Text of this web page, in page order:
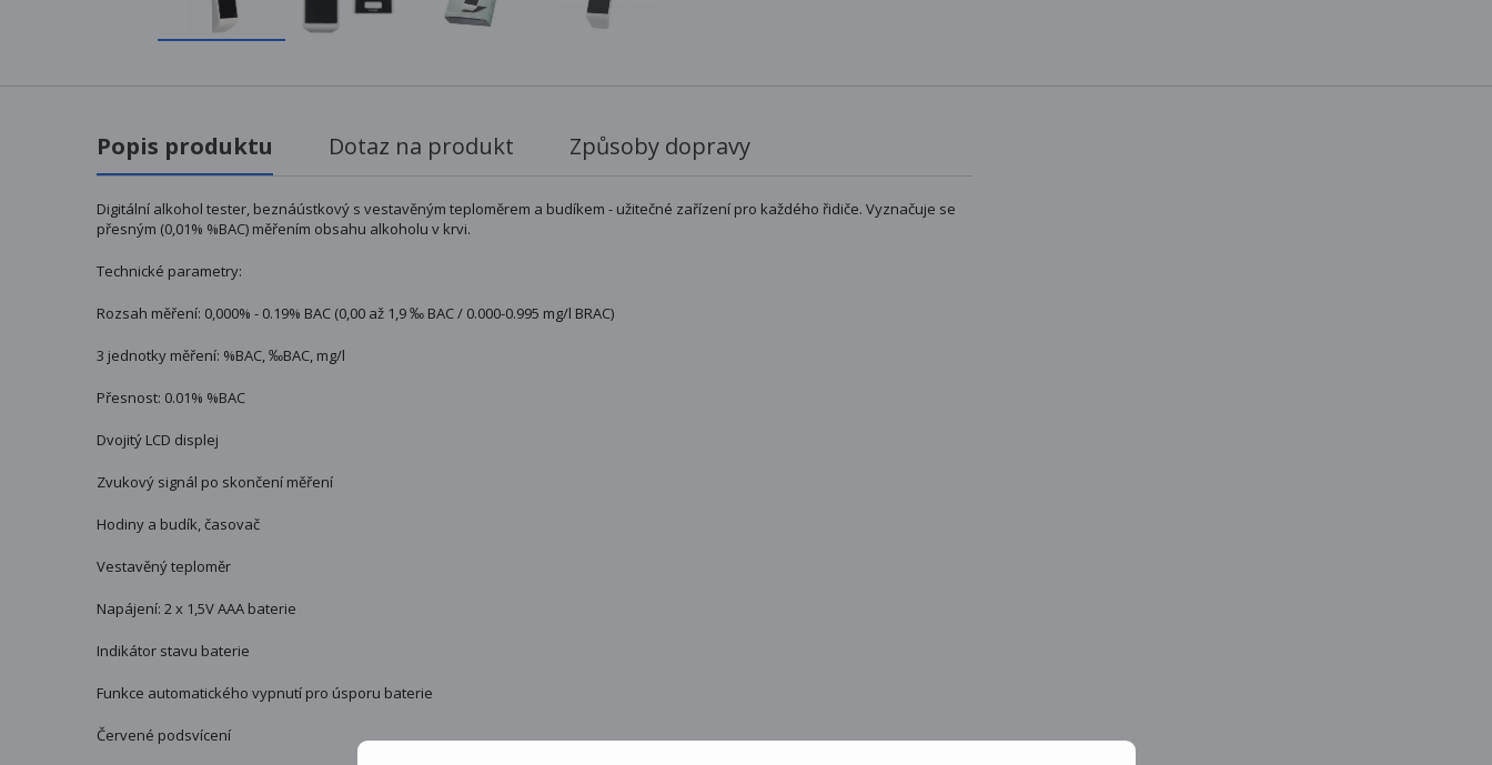
Popis produktu Dotaz na produkt Způsoby dopravy
Digitální alkohol tester, beznáústkový s vestavěným teploměrem a budíkem - užitečné zařízení pro každého řidiče. Vyznačuje se
přesným (0,01% %BAC) měřením obsahu alkoholu v krvi.
Technické parametry:
Rozsah měření: 0,000% - 0.19% BAC (0,00 až 1,9 ‰ BAC / 0.000-0.995 mg/l BRAC)
3 jednotky měření: %BAC, ‰BAC, mg/l
Přesnost: 0.01% %BAC
Dvojitý LCD displej
Zvukový signál po skončení měření
Hodiny a budík, časovač
Vestavěný teploměr
Napájení: 2 x 1,5V AAA baterie
Indikátor stavu baterie
Funkce automatického vypnutí pro úsporu baterie
Červené podsvícení